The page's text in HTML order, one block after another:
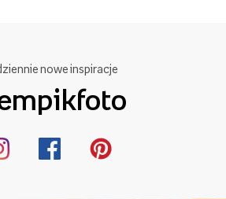
nowe inspiracje